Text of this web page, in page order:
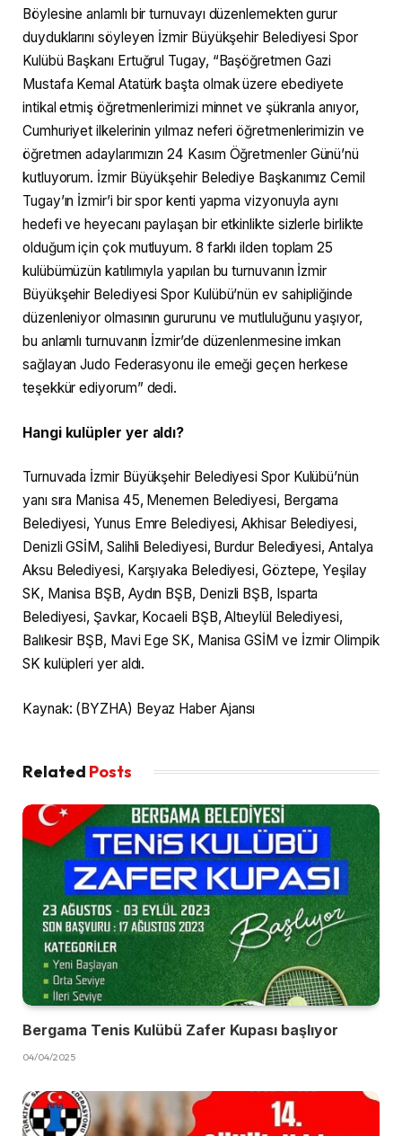
Böylesine anlamlı bir turnuvayı düzenlemekten gurur
duyduklarını söyleyen İzmir Büyükşehir Belediyesi Spor
Kulübü Başkanı Ertuğrul Tugay, “Başöğretmen Gazi
Mustafa Kemal Atatürk başta olmak üzere ebediyete
intikal etmiş öğretmenlerimizi minnet ve şükranla anıyor,
Cumhuriyet ilkelerinin yılmaz neferi öğretmenlerimizin ve
öğretmen adaylarımızın 24 Kasım Öğretmenler Günü’nü
kutluyorum. İzmir Büyükşehir Belediye Başkanımız Cemil
Tugay’ın İzmir’i bir spor kenti yapma vizyonuyla aynı
hedefi ve heyecanı paylaşan bir etkinlikte sizlerle birlikte
olduğum için çok mutluyum. 8 farklı ilden toplam 25
kulübümüzün katılımıyla yapılan bu turnuvanın İzmir
Büyükşehir Belediyesi Spor Kulübü’nün ev sahipliğinde
düzenleniyor olmasının gururunu ve mutluluğunu yaşıyor,
bu anlamlı turnuvanın İzmir’de düzenlenmesine imkan
sağlayan Judo Federasyonu ile emeği geçen herkese
teşekkür ediyorum” dedi.
Hangi kulüpler yer aldı?
Turnuvada İzmir Büyükşehir Belediyesi Spor Kulübü’nün
yanı sıra Manisa 45, Menemen Belediyesi, Bergama
Belediyesi, Yunus Emre Belediyesi, Akhisar Belediyesi,
Denizli GSİM, Salihli Belediyesi, Burdur Belediyesi, Antalya
Aksu Belediyesi, Karşıyaka Belediyesi, Göztepe, Yeşilay
SK, Manisa BŞB, Aydın BŞB, Denizli BŞB, Isparta
Belediyesi, Şavkar, Kocaeli BŞB, Altıeylül Belediyesi,
Balıkesir BŞB, Mavi Ege SK, Manisa GSİM ve İzmir Olimpik
SK kulüpleri yer aldı.
Kaynak: (BYZHA) Beyaz Haber Ajansı
Related Posts
Bergama Tenis Kulübü Zafer Kupası başlıyor
04/04/2025